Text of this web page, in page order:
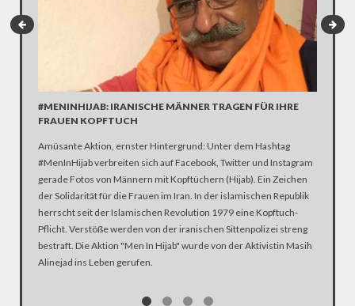
#MENINHIJAB: IRANISCHE MÄNNER TRAGEN FÜR IHRE
FRAUEN KOPFTUCH
Amüsante Aktion, ernster Hintergrund: Unter dem Hashtag
#MenInHijab verbreiten sich auf Facebook, Twitter und Instagram
gerade Fotos von Männern mit Kopftüchern (Hijab). Ein Zeichen
der Solidarität für die Frauen im Iran. In der islamischen Republik
herrscht seit der Islamischen Revolution 1979 eine Kopftuch-
Pflicht. Verstöße werden von der iranischen Sittenpolizei streng
bestraft. Die Aktion "Men In Hijab" wurde von der Aktivistin Masih
Alinejad ins Leben gerufen.